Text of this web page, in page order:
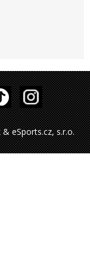
eSports.cz, s.r.o.